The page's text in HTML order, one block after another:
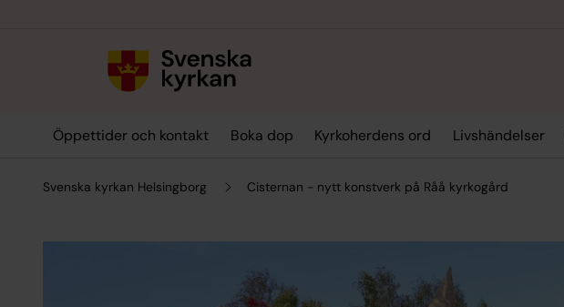
Öppettider och kontakt Boka dop Kyrkoherdens ord Livshändelser
Svenska kyrkan Helsingborg Cisternan - nytt konstverk på Råå kyrkogård